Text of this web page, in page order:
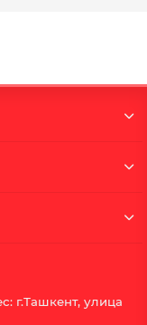
г.Ташкент, улица